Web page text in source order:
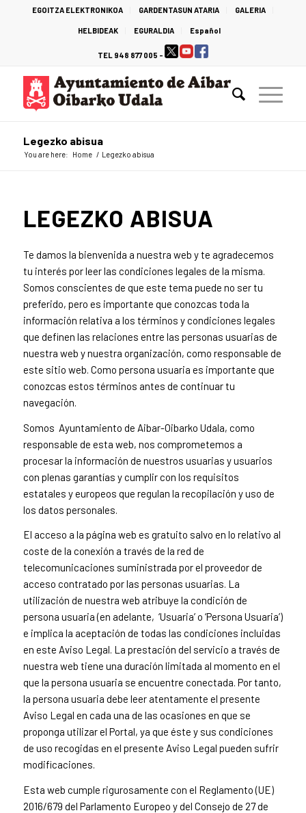
EGOITZA ELEKTRONIKOA GARDENTASUN ATARIA GALERIA
HELBIDEAK EGURALDIA Español
TEL 948 877 005 -
Legezko abisua
You are here: Home / Legezko abisua
LEGEZKO ABISUA
Te damos la bienvenida a nuestra web y te agradecemos
tu interés por leer las condiciones legales de la misma.
Somos conscientes de que este tema puede no ser tu
preferido, pero es importante que conozcas toda la
información relativa a los términos y condiciones legales
que definen las relaciones entre las personas usuarias de
nuestra web y nuestra organización, como responsable de
este sitio web. Como persona usuaria es importante que
conozcas estos términos antes de continuar tu
navegación.
Somos Ayuntamiento de Aibar-Oibarko Udala, como
responsable de esta web, nos comprometemos a
procesar la información de nuestros usuarias y usuarios
con plenas garantías y cumplir con los requisitos
estatales y europeos que regulan la recopilación y uso de
los datos personales.
El acceso a la página web es gratuito salvo en lo relativo al
coste de la conexión a través de la red de
telecomunicaciones suministrada por el proveedor de
acceso contratado por las personas usuarias. La
utilización de nuestra web atribuye la condición de
persona usuaria (en adelante, ‘Usuaria’ o ‘Persona Usuaria’)
e implica la aceptación de todas las condiciones incluidas
en este Aviso Legal. La prestación del servicio a través de
nuestra web tiene una duración limitada al momento en el
que la persona usuaria se encuentre conectada. Por tanto,
la persona usuaria debe leer atentamente el presente
Aviso Legal en cada una de las ocasiones en que se
proponga utilizar el Portal, ya que éste y sus condiciones
de uso recogidas en el presente Aviso Legal pueden sufrir
modificaciones.
Esta web cumple rigurosamente con el Reglamento (UE)
2016/679 del Parlamento Europeo y del Consejo de 27 de